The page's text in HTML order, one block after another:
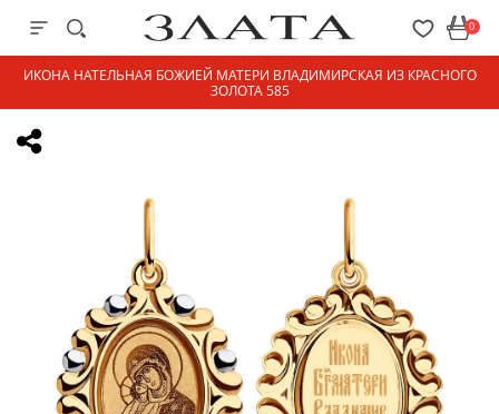
0
ИКОНА НАТЕЛЬНАЯ БОЖИЕЙ МАТЕРИ ВЛАДИМИРСКАЯ ИЗ КРАСНОГО
ЗОЛОТА 585